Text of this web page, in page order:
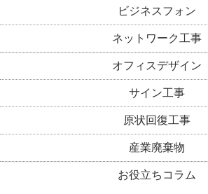
ビジネスフォン
ネットワーク工事
オフィスデザイン
サイン工事
原状回復工事
産業廃棄物
お役立ちコラム